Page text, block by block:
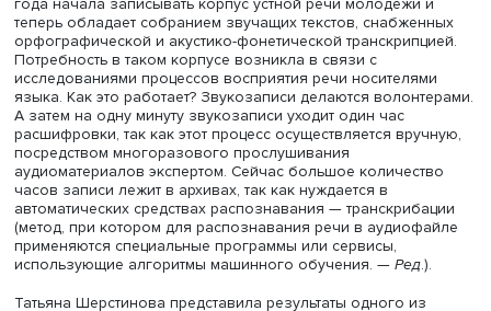
«Наши исследования показывают, что все учебники и
представления о языке, как правило, базируются на
письменных текстах. Их всегда было много, они всегда
записывались, а слово — как воробей. Только с
звукозаписывающих устройств стала возможной
Слушая ее, можно попасть в другой мир, в котором бы
обычной ситуации мы не оказались», — говорит
Шерстинова. Так, например, она, которая работает
всю свою жизнь, не сразу смогла понять, о чем говорят
между собой курсанты военного училища, когда
получила звукозаписи из казарм. Что характерно: если
курсанты начнут говорить не между собой, а с иными